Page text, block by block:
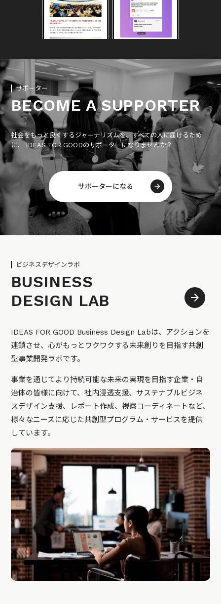
サポーター
BECOME A SUPPORTER
社会をもっと良くするジャーナリズムを、すべての人に届けるため
に、 IDEAS FOR GOODのサポーターになりませんか？
サポーターになる
ビジネスデザインラボ
BUSINESS
DESIGN LAB
IDEAS FOR GOOD Business Design Labは、アクションを
連鎖させ、心がもっとワクワクする未来創りを目指す共創
型事業開発ラボです。
事業を通じてより持続可能な未来の実現を目指す企業・自
治体の皆様に向けて、社内浸透支援、サステナブルビジネ
スデザイン支援、レポート作成、視察コーディネートなど、
様々なニーズに応じた共創型プログラム・サービスを提供
しています。